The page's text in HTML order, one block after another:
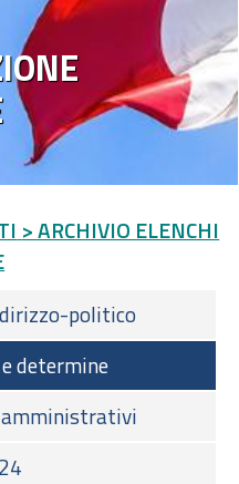
> ARCHIVIO ELENCHI
politico
determine